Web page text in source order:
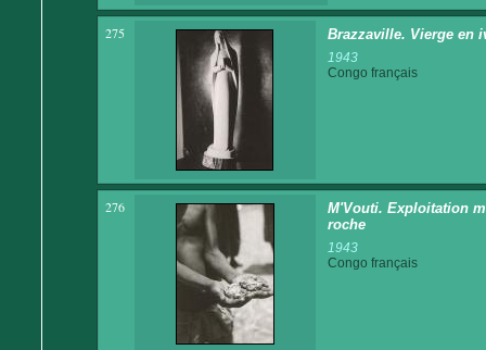
275 Brazzaville. Vierge en
1943
Congo français
276
M'Vouti. Exploitation
roche
1943
Congo français